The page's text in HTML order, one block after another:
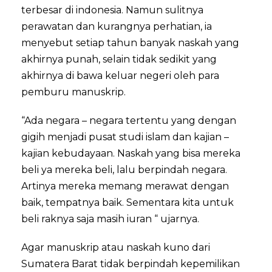
terbesar di indonesia. Namun sulitnya
perawatan dan kurangnya perhatian, ia
menyebut setiap tahun banyak naskah yang
akhirnya punah, selain tidak sedikit yang
akhirnya di bawa keluar negeri oleh para
pemburu manuskrip.
“Ada negara – negara tertentu yang dengan
gigih menjadi pusat studi islam dan kajian –
kajian kebudayaan. Naskah yang bisa mereka
beli ya mereka beli, lalu berpindah negara.
Artinya mereka memang merawat dengan
baik, tempatnya baik. Sementara kita untuk
beli raknya saja masih iuran “ ujarnya.
Agar manuskrip atau naskah kuno dari
Sumatera Barat tidak berpindah kepemilikan